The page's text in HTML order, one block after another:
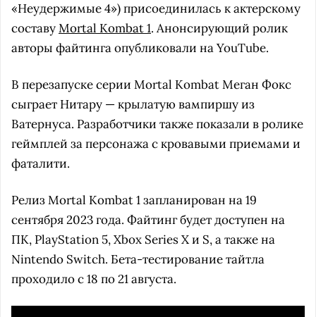
«Неудержимые 4») присоединилась к актерскому
составуMortal Kombat 1. Анонсирующий ролик
авторы файтинга опубликовали на YouTube.
В перезапуске серии Mortal Kombat Меган Фокс
сыграет Нитару — крылатую вампиршу из
Ватернуса. Разработчики также показали в ролике
геймплей за персонажа с кровавыми приемами и
фаталити.
Релиз Mortal Kombat 1 запланирован на 19
сентября 2023 года. Файтинг будет доступен на
ПК, PlayStation 5, Xbox Series X и S, а также на
Nintendo Switch. Бета-тестирование тайтла
проходило с 18 по 21 августа.